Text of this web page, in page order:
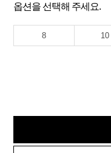
옵션을 선택해 주세요.
8 10